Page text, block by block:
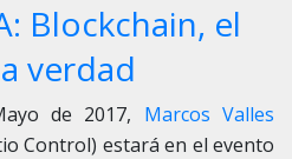
Blockchain, el
verdad
de 2017, Marcos Valles
Control) estará en el evento